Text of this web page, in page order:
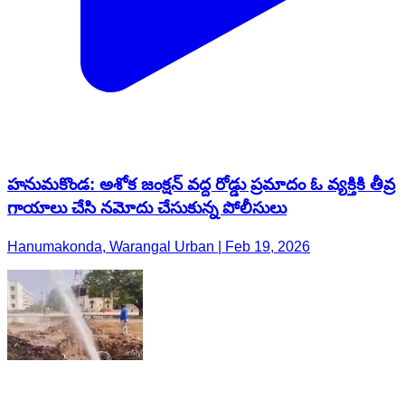
హనుమకొండ: అశోక జంక్షన్ వద్ద రోడ్డు ప్రమాదం ఓ వ్యక్తికి తీవ్ర
గాయాలు చేసి నమోదు చేసుకున్న పోలీసులు
Hanumakonda, Warangal Urban | Feb 19, 2026